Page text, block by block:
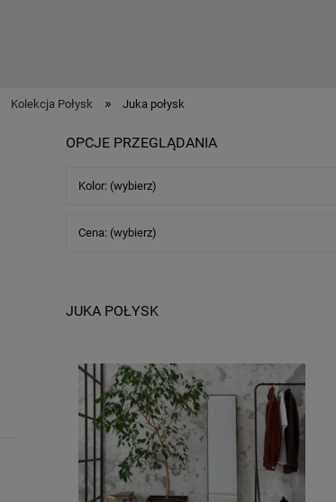
Kolekcja Połysk » Juka połysk
OPCJE PRZEGLĄDANIA
Kolor: (wybierz)
Cena: (wybierz)
JUKA POŁYSK